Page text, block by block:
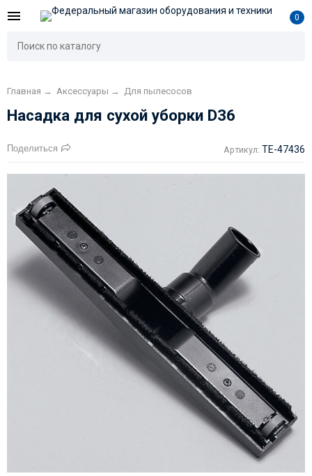
0
Главная → Аксесcуары → Для пылесосов
Насадка для сухой уборки D36
Поделиться Артикул: TE-47436